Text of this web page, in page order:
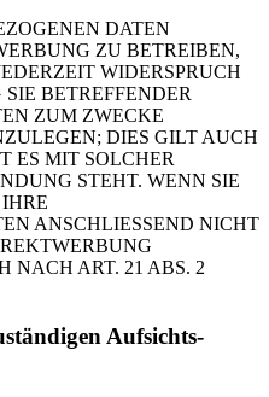
DATEN
ZU BETREIBEN,
WIDERSPRUCH
BETREFFENDER
ZUM ZWECKE
DIES GILT AUCH
ES MIT SOLCHER
STEHT. WENN SIE
ANSCHLIESSEND NICHT
NACH ART. 21 ABS. 2
Aufsichts­